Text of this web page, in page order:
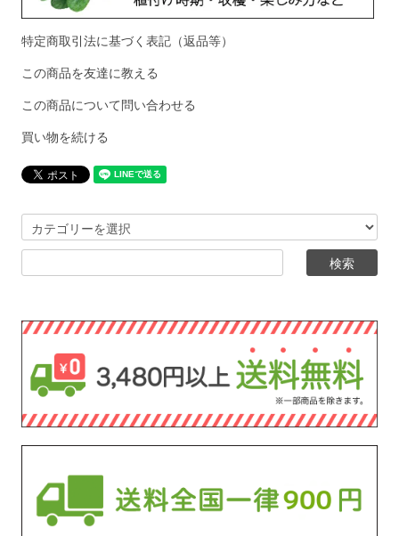
特定商取引法に基づく表記（返品等）
この商品を友達に教える
この商品について問い合わせる
買い物を続ける